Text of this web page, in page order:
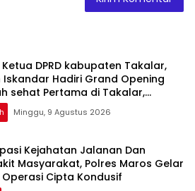
DPRD kabupaten Takalar,
Iskandar Hadiri Grand Opening
sehat Pertama di Takalar,
Terapis Gratis untuk Pasien
dan umum.
Minggu, 9 Agustus 2026
Kejahatan Jalanan Dan
Masyarakat, Polres Maros Gelar
Operasi Cipta Kondusif